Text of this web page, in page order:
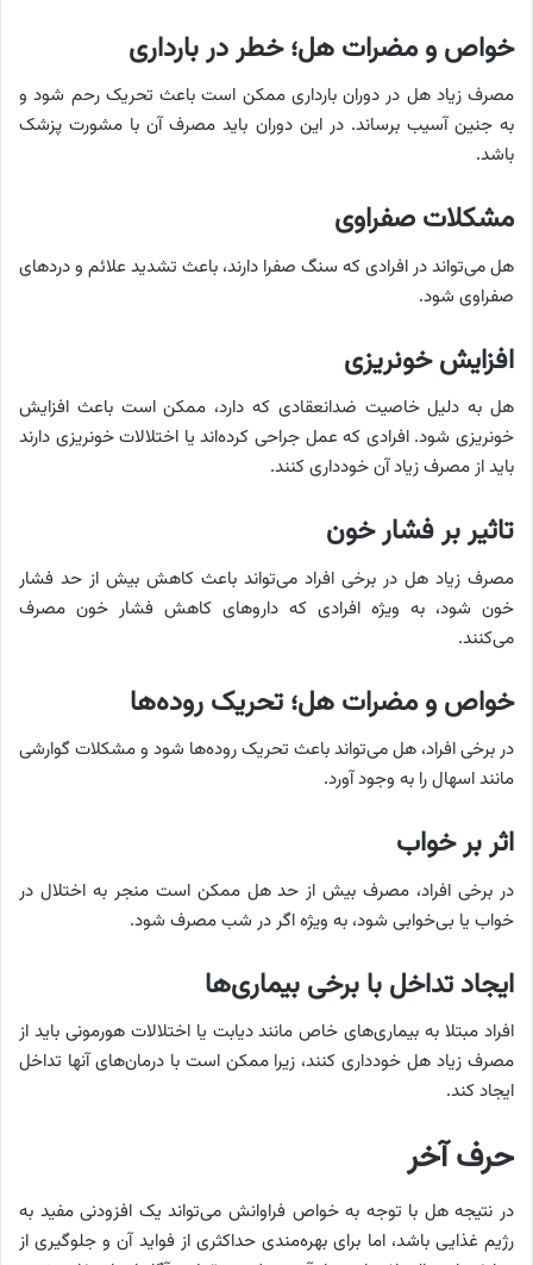
خواص و مضرات هل؛ خطر در بارداری
مصرف زیاد هل در دوران بارداری ممکن است باعث تحریک رحم شود و
به جنین آسیب برساند. در این دوران باید مصرف آن با مشورت پزشک
باشد.
مشکلات صفراوی
هل می‌تواند در افرادی که سنگ صفرا دارند، باعث تشدید علائم و دردهای
صفراوی شود.
افزایش خونریزی
هل به دلیل خاصیت ضدانعقادی که دارد، ممکن است باعث افزایش
خونریزی شود. افرادی که عمل جراحی کرده‌اند یا اختلالات خونریزی دارند
باید از مصرف زیاد آن خودداری کنند.
تاثیر بر فشار خون
مصرف زیاد هل در برخی افراد می‌تواند باعث کاهش بیش از حد فشار
خون شود، به ویژه افرادی که داروهای کاهش فشار خون مصرف
می‌کنند.
خواص و مضرات هل؛ تحریک روده‌ها
در برخی افراد، هل می‌تواند باعث تحریک روده‌ها شود و مشکلات گوارشی
مانند اسهال را به وجود آورد.
اثر بر خواب
در برخی افراد، مصرف بیش از حد هل ممکن است منجر به اختلال در
خواب یا بی‌خوابی شود، به ویژه اگر در شب مصرف شود.
ایجاد تداخل با برخی بیماری‌ها
افراد مبتلا به بیماری‌های خاص مانند دیابت یا اختلالات هورمونی باید از
مصرف زیاد هل خودداری کنند، زیرا ممکن است با درمان‌های آنها تداخل
ایجاد کند.
حرف آخر
در نتیجه هل با توجه به خواص فراوانش می‌تواند یک افزودنی مفید به
رژیم غذایی باشد، اما برای بهره‌مندی حداکثری از فواید آن و جلوگیری از